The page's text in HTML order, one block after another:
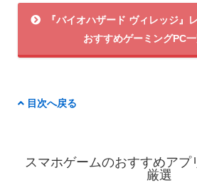
『バイオハザード ヴィレッジ』
おすすめゲーミングPC
目次へ戻る
スマホゲームのおすすめアプ
厳選